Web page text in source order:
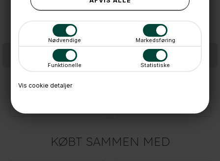
Nødvendige Markedsføring
Funktionelle Statistiske
Vis cookie detaljer
KØBT SAMMEN MED